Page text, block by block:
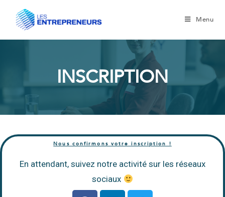
Menu
INSCRIPTION
Nous confirmons votre inscription !
En attendant, suivez notre activité sur les réseaux
sociaux